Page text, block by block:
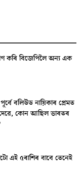
কৰি বিজেপিলৈ অন্য এক
বলিউড নায়িকাৰ প্ৰেমত
দেৱে, কোন আছিল ভাৰতৰ
এই ৫ৰাশিৰ বাবে তেনেই